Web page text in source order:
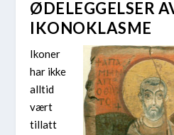
ØDELEGGELSER
IKONOKLASME
Ikoner
har ikke
alltid
vært
tillatt